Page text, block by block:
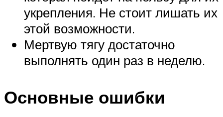
укрепления. Не стоит лишать их
этой возможности.
Мертвую тягу достаточно
выполнять один раз в неделю.
Основные ошибки